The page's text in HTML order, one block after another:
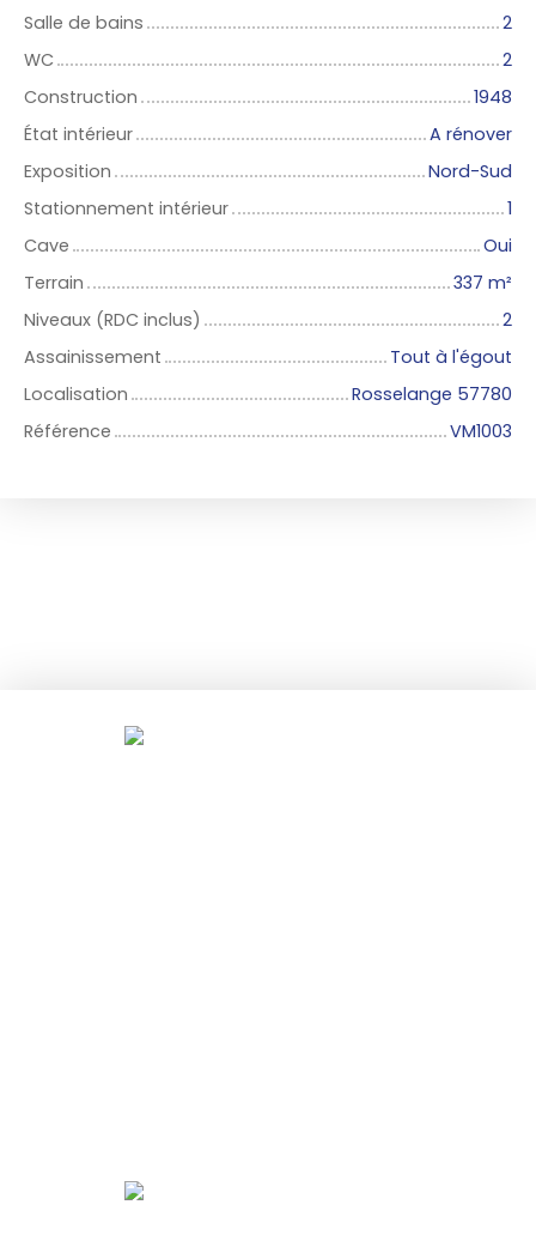
Salle de bains
2
WC
2
Construction
1948
État intérieur
A rénover
Exposition
Nord-Sud
Stationnement intérieur
1
Cave
Oui
Terrain
337 m²
Niveaux (RDC inclus)
2
Assainissement
Tout à l'égout
Localisation
Rosselange 57780
Référence
VM1003